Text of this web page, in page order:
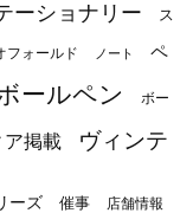
ーショナリー ス
フォールド ノート ペ
ールペン ボー
ア掲載 ヴィンテ
ーズ 催事 店舗情報